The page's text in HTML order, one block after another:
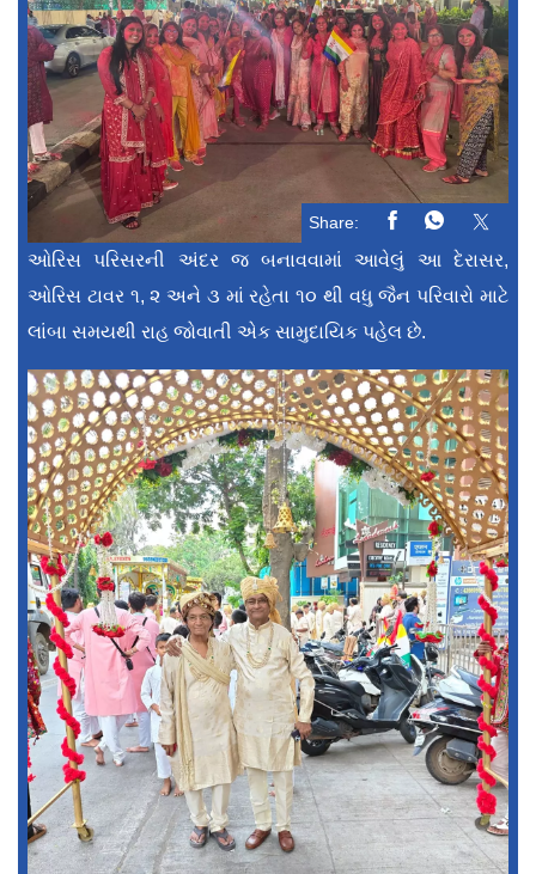
Share:
ઓરિસ પરિસરની અંદર જ બનાવવામાં આવેલું આ દેરાસર,
ઓરિસ ટાવર ૧, ૨ અને ૩ માં રહેતા ૧૦ થી વધુ જૈન પરિવારો માટે
લાંબા સમયથી રાહ જોવાતી એક સામુદાયિક પહેલ છે.